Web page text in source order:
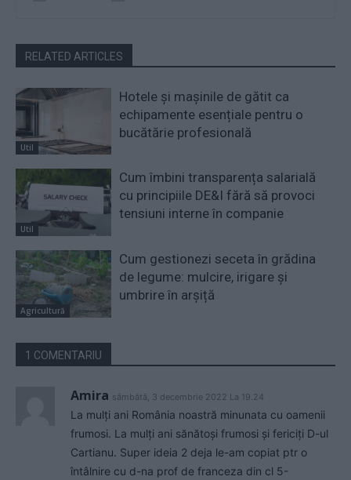
RELATED ARTICLES
Util
Hotele și mașinile de gătit ca
echipamente esențiale pentru o
bucătărie profesională
Util
Cum îmbini transparența salarială
cu principiile DE&I fără să provoci
tensiuni interne în companie
Agricultură
Cum gestionezi seceta în grădina
de legume: mulcire, irigare și
umbrire în arșiță
1 COMENTARIU
Amira sâmbătă, 3 decembrie 2022 La 19.24
La mulți ani România noastră minunata cu oamenii
frumosi. La mulți ani sănătoși frumosi și fericiți D-ul
Cartianu. Super ideia 2 deja le-am copiat ptr o
întâlnire cu d-na prof de franceza din cl 5-